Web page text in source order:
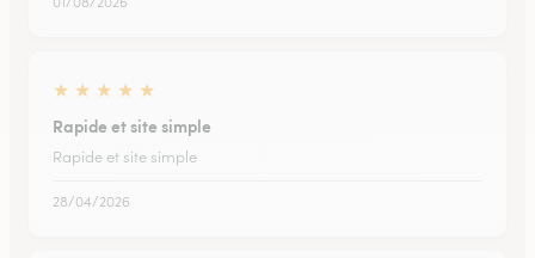
★ ★ ★ ★ ★
Rapide et site simple
Rapide et site simple
28/04/2026